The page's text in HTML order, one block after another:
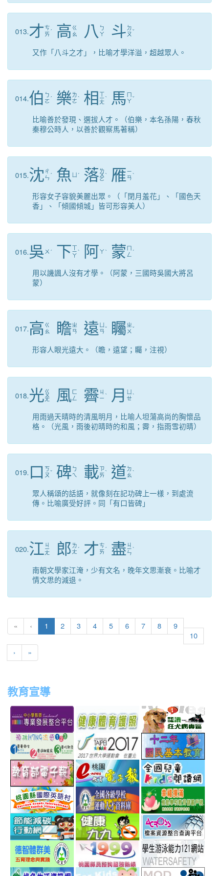
013.才ㄘ
ㄞ ˊ 高 ㄍ
ㄠ
八 ㄅ
ㄚ
斗 ㄉ
ㄡˇ
又作「八斗之才」，比喻才學洋溢，超越眾人。
014.伯 ㄅ
ㄛ ˊ 樂ㄌ
ㄜˋ 相 ㄒ
ㄧ
ㄤ
ˋ 馬 ㄇ
ㄚˇ
比喻善於發現、選拔人才。（伯樂，本名孫陽，春秋
秦穆公時人，以善於觀察馬著稱）
015.沈ㄔ
ㄣ ˊ 魚 ˊ 落ㄌ
ㄨ
ㄛ
ˋ 雁ㄧ
ㄢˋ
形容女子容貌美麗出眾。（「閉月羞花」、「國色天
香」、「傾國傾城」皆可形容美人）
016.吳 ㄨ ˊ 下ㄒ
ㄧ
ㄚ
ˋ 阿ㄚˋ 蒙 ㄇ
ㄥ ˊ
用以譏諷人沒有才學。（阿蒙，三國時吳國大將呂
蒙）
017.高 ㄍ
ㄠ
瞻ㄓ
ㄢ
遠 ㄢˇ 矚 ㄓ
ㄨ ˇ
形容人眼光遠大。（瞻，遠望；矚，注視）
018.光ㄍ
ㄨ
ㄤ 風 ㄈ
ㄥ
霽 ㄐ
ㄧˋ 月
ㄝˋ
用雨過天晴時的清風明月，比喻人坦蕩高尚的胸懷品
格。（光風，雨後初晴時的和風；霽，指雨雪初晴）
019. 口 ㄎ
ㄡˇ 碑 ㄅ
ㄟ
載ㄗ
ㄞˋ 道 ㄉ
ㄠˋ
眾人稱頌的話語，就像刻在記功碑上一樣，到處流
傳。比喻廣受好評。同「有口皆碑」
020.江 ㄐ
ㄧ
ㄤ 郎 ㄌ
ㄤ ˊ 才ㄘ
ㄞ ˊ 盡 ㄐ
ㄧ
ㄣ
ˋ
南朝文學家江淹，少有文名，晚年文思漸衰。比喻才
情文思的減退。
« ‹ 1 (current)
2 3 4 5 6 7 8
9
10
› »
教育宣導
to
http://teachernet.moe.edu.tw/MAIN/index.aspx
link
to
https://airtw.epa.gov.tw/
link
to
http://
link
link
to
http://www.perdc.ntnu.edu.tw/anti-
flu/catalog.php?
MainCatalogID=2
link
http://
link
to
http://epaper.edu.tw/
link
to
http://163.30.192.132/
link
to
http://ev.tyc.edu.tw/
link
to
https://
to
link
to
http://ecolife.epa.gov.tw/cooler/default.aspx
link
to
http://
link
http://arteducation.sce.ntnu.edu.tw/fullfive/
link
to
http://www.tycg.gov.tw/
link
link